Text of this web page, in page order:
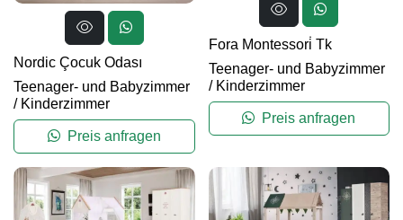
Nordic Çocuk Odası
Teenager- und Babyzimmer
/ Kinderzimmer
Preis anfragen
Fora Montessori̇ Tk
Teenager- und Babyzimmer
/ Kinderzimmer
Preis anfragen